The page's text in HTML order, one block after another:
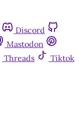
Discord
Mastodon
Threads
Tiktok